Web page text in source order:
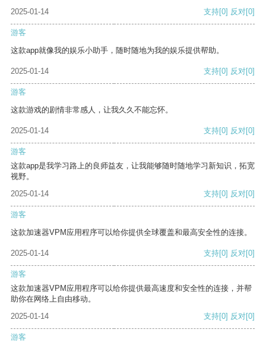
2025-01-14
支持[0] 反对[0]
游客
这款app就像我的娱乐小助手，随时随地为我的娱乐提供帮助。
2025-01-14 支持[0] 反对[0]
游客
这款游戏的剧情非常感人，让我久久不能忘怀。
2025-01-14 支持[0] 反对[0]
游客
这款app是我学习路上的良师益友，让我能够随时随地学习新知识，拓宽
视野。
2025-01-14
支持[0] 反对[0]
游客
这款加速器VPM应用程序可以给你提供全球覆盖和最高安全性的连接。
2025-01-14 支持[0] 反对[0]
游客
这款加速器VPM应用程序可以给你提供最高速度和安全性的连接，并帮
助你在网络上自由移动。
2025-01-14
支持[0] 反对[0]
游客